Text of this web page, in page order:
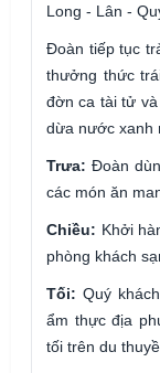
Long - Lân -
Đoàn tiếp tục
thưởng thức
đờn ca tài tử
dừa nước xanh
Trưa: Đoàn
các món ăn
Chiều: Khởi
phòng khách
Tối: Quý
ẩm thực địa
tối trên du